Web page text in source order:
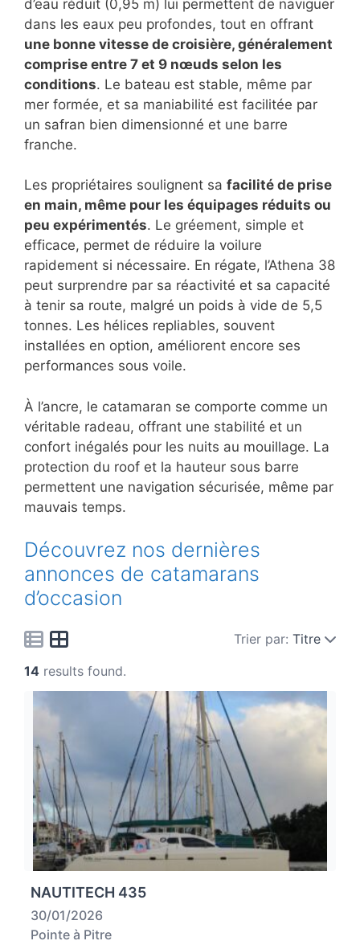
d’eau réduit (0,95 m) lui permettent de naviguer
dans les eaux peu profondes, tout en offrant
une bonne vitesse de croisière, généralement
comprise entre 7 et 9 nœuds selon les
conditions. Le bateau est stable, même par
mer formée, et sa maniabilité est facilitée par
un safran bien dimensionné et une barre
franche.
Les propriétaires soulignent sa facilité de prise
en main, même pour les équipages réduits ou
peu expérimentés. Le gréement, simple et
efficace, permet de réduire la voilure
rapidement si nécessaire. En régate, l’Athena 38
peut surprendre par sa réactivité et sa capacité
à tenir sa route, malgré un poids à vide de 5,5
tonnes. Les hélices repliables, souvent
installées en option, améliorent encore ses
performances sous voile.
À l’ancre, le catamaran se comporte comme un
véritable radeau, offrant une stabilité et un
confort inégalés pour les nuits au mouillage. La
protection du roof et la hauteur sous barre
permettent une navigation sécurisée, même par
mauvais temps.
Découvrez nos dernières
annonces de catamarans
d’occasion
Trier par: Titre
14 results found.
NAUTITECH 435
30/01/2026
Pointe à Pitre